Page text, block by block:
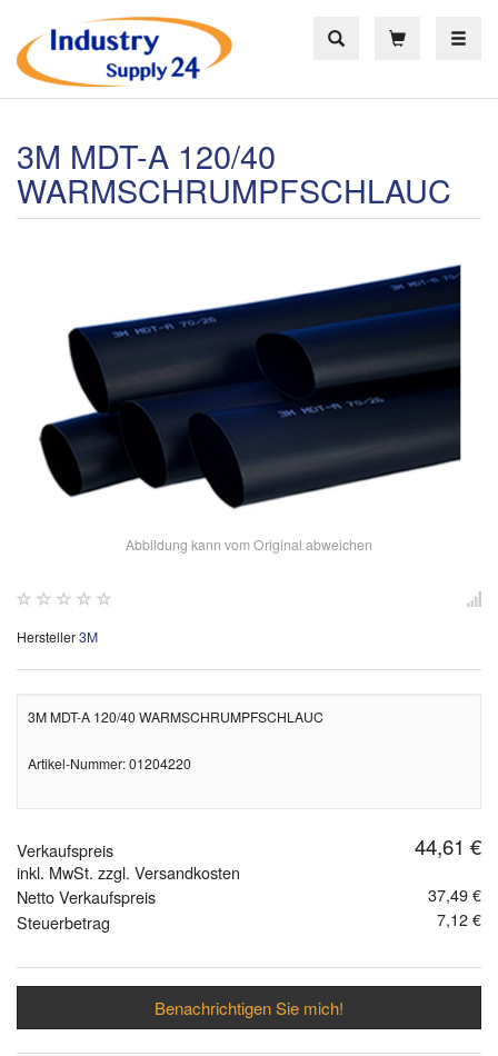
3M MDT-A 120/40
WARMSCHRUMPFSCHLAUC
Abbildung kann vom Original abweichen
Hersteller3M
3M MDT-A 120/40 WARMSCHRUMPFSCHLAUC
Artikel-Nummer: 01204220
Verkaufspreis 44,61 €
inkl. MwSt. zzgl. Versandkosten
Netto Verkaufspreis
37,49 €
Steuerbetrag
7,12 €
Benachrichtigen Sie mich!